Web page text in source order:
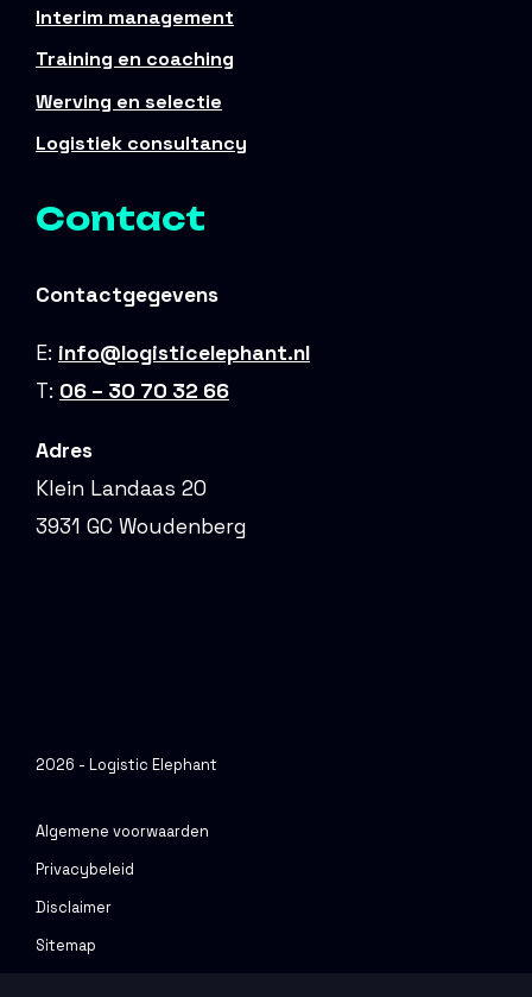
Interim management
Training en coaching
Werving en selectie
Logistiek consultancy
Contact
Contactgegevens
E: info@logisticelephant.nl
T: 06 – 30 70 32 66
Adres
Klein Landaas 20
3931 GC Woudenberg
2026 - Logistic Elephant
Algemene voorwaarden
Privacybeleid
Disclaimer
Sitemap